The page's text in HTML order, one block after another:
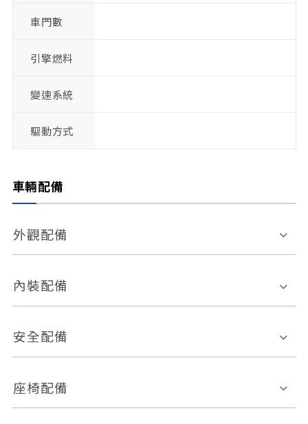
車門數
引擎燃料
變速系統
驅動方式
車輛配備
外觀配備
電動天窗
後視鏡方向指示燈
內裝配備
多功能方向盤
恆溫空調
安全配備
前座正面氣囊
座椅配備